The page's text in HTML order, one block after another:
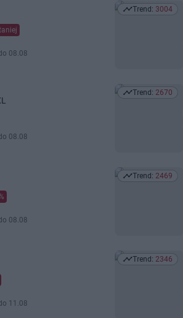
08.08
Trend: 3004
Trend: 3004
08.08
Trend: 2670
Trend: 2670
08.08
Trend: 2469
Trend: 2469
11.08
Trend: 2346
Trend: 2346